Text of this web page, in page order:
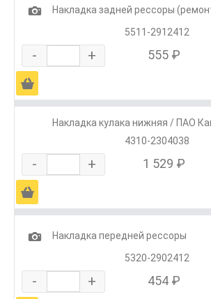
1
Накладка задней рессоры
5511-2912412
- + 555 ₽
Ä
Накладка кулака нижняя / ПАО
4310-2304038
- + 1 529 ₽
Ä
1
Накладка передней рессоры
5320-2902412
- + 454 ₽